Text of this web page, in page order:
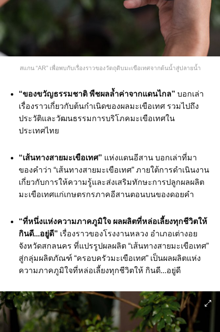
สแกน “AR” เพื่อพบกับเรื่องราวของวัตถุดิบมะเขือเทศจากต้นน้ำสู่ปลายน้ำ
“ของขวัญธรรมชาติ พืชผลล้ำค่าจากแดนไกล” บอกเล่า
เรื่องราวเกี่ยวกับต้นกำเนิดของผลมะเขือเทศ รวมไปถึง
ประวัติและวัฒนธรรมการบริโภคมะเขือเทศใน
ประเทศไทย
“เส้นทางสายมะเขือเทศ” แห่งแดนอีสาน บอกเล่าที่มา
ของคำว่า “เส้นทางสายมะเขือเทศ” ภายใต้การดำเนินงาน
เกี่ยวกับการให้ความรู้และส่งเสริมทักษะการปลูกผลผลิต
มะเขือเทศแก่เกษตรกรภาคอีสานตอนบนของดอยคำ
“ที่หนึ่งแห่งความภาคภูมิใจ ผลผลิตที่หล่อเลี้ยงทุกชีวิตให้
กินดี...อยู่ดี” เรื่องราวของโรงงานหลวง อำเภอเต่างอย
จังหวัดสกลนคร ที่แปรรูปผลผลิต “เส้นทางสายมะเขือเทศ”
สู่กลุ่มผลิตภัณฑ์ “ครอบครัวมะเขือเทศ” เป็นผลผลิตแห่ง
ความภาคภูมิใจที่หล่อเลี้ยงทุกชีวิตให้ กินดี...อยู่ดี